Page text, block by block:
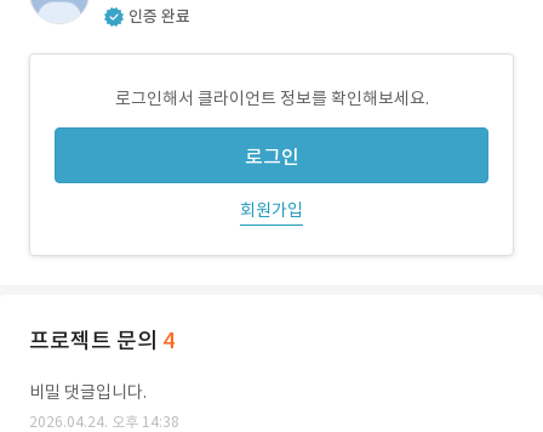
인증 완료
로그인해서 클라이언트 정보를 확인해보세요.
로그인
회원가입
프로젝트 문의 4
비밀 댓글입니다.
2026.04.24. 오후 14:38